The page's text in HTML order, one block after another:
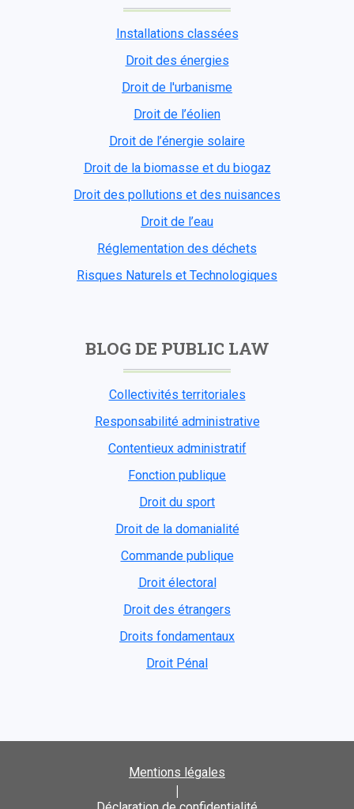
Installations classées
Droit des énergies
Droit de l'urbanisme
Droit de l’éolien
Droit de l’énergie solaire
Droit de la biomasse et du biogaz
Droit des pollutions et des nuisances
Droit de l’eau
Réglementation des déchets
Risques Naturels et Technologiques
BLOG DE PUBLIC LAW
Collectivités territoriales
Responsabilité administrative
Contentieux administratif
Fonction publique
Droit du sport
Droit de la domanialité
Commande publique
Droit électoral
Droit des étrangers
Droits fondamentaux
Droit Pénal
Mentions légales
|